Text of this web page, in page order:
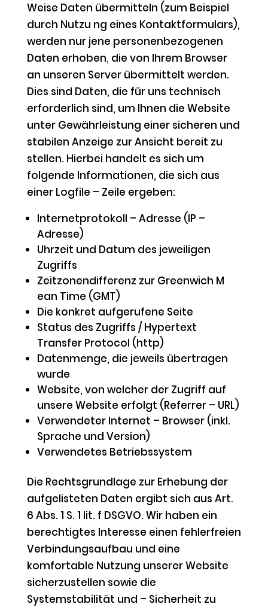
Weise Daten übermitteln (zum Beispiel
durch Nutzu ng eines Kontaktformulars),
werden nur jene personenbezogenen
Daten erhoben, die von Ihrem Browser
an unseren Server übermittelt werden.
Dies sind Daten, die für uns technisch
erforderlich sind, um Ihnen die Website
unter Gewährleistung einer sicheren und
stabilen Anzeige zur Ansicht bereit zu
stellen. Hierbei handelt es sich um
folgende Informationen, die sich aus
einer Logfile – Zeile ergeben:
Internetprotokoll – Adresse (IP –
Adresse)
Uhrzeit und Datum des jeweiligen
Zugriffs
Zeitzonendifferenz zur Greenwich M
ean Time (GMT)
Die konkret aufgerufene Seite
Status des Zugriffs / Hypertext
Transfer Protocol (http)
Datenmenge, die jeweils übertragen
wurde
Website, von welcher der Zugriff auf
unsere Website erfolgt (Referrer – URL)
Verwendeter Internet – Browser (inkl.
Sprache und Version)
Verwendetes Betriebssystem
Die Rechtsgrundlage zur Erhebung der
aufgelisteten Daten ergibt sich aus Art.
6 Abs. 1 S. 1 lit. f DSGVO. Wir haben ein
berechtigtes Interesse einen fehlerfreien
Verbindungsaufbau und eine
komfortable Nutzung unserer Website
sicherzustellen sowie die
Systemstabilität und – Sicherheit zu